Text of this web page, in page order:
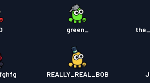
green_
REALLY_REAL_BOB